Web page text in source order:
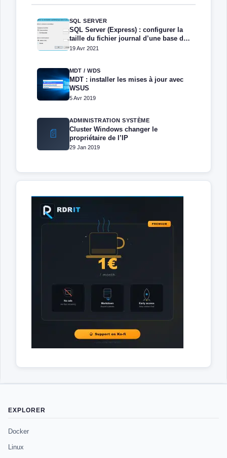
SQL SERVER
SQL Server (Express) : configurer la
taille du fichier journal d’une base de
données
19 Avr 2021
MDT / WDS
MDT : installer les mises à jour avec
WSUS
5 Avr 2019
📄
ADMINISTRATION SYSTÈME
Cluster Windows changer le
propriétaire de l’IP
29 Jan 2019
EXPLORER
Docker
Linux